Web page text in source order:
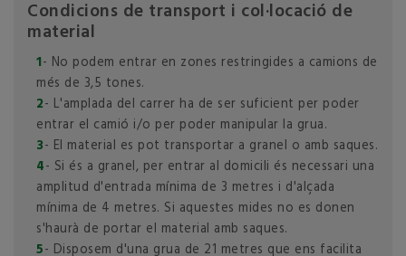
Condicions de transport i col·locació de
material
1- No podem entrar en zones restringides a camions de
més de 3,5 tones.
2- L'amplada del carrer ha de ser suficient per poder
entrar el camió i/o per poder manipular la grua.
3- El material es pot transportar a granel o amb saques.
4- Si és a granel, per entrar al domicili és necessari una
amplitud d'entrada mínima de 3 metres i d'alçada
mínima de 4 metres. Si aquestes mides no es donen
s'haurà de portar el material amb saques.
5- Disposem d'una grua de 21 metres que ens facilita